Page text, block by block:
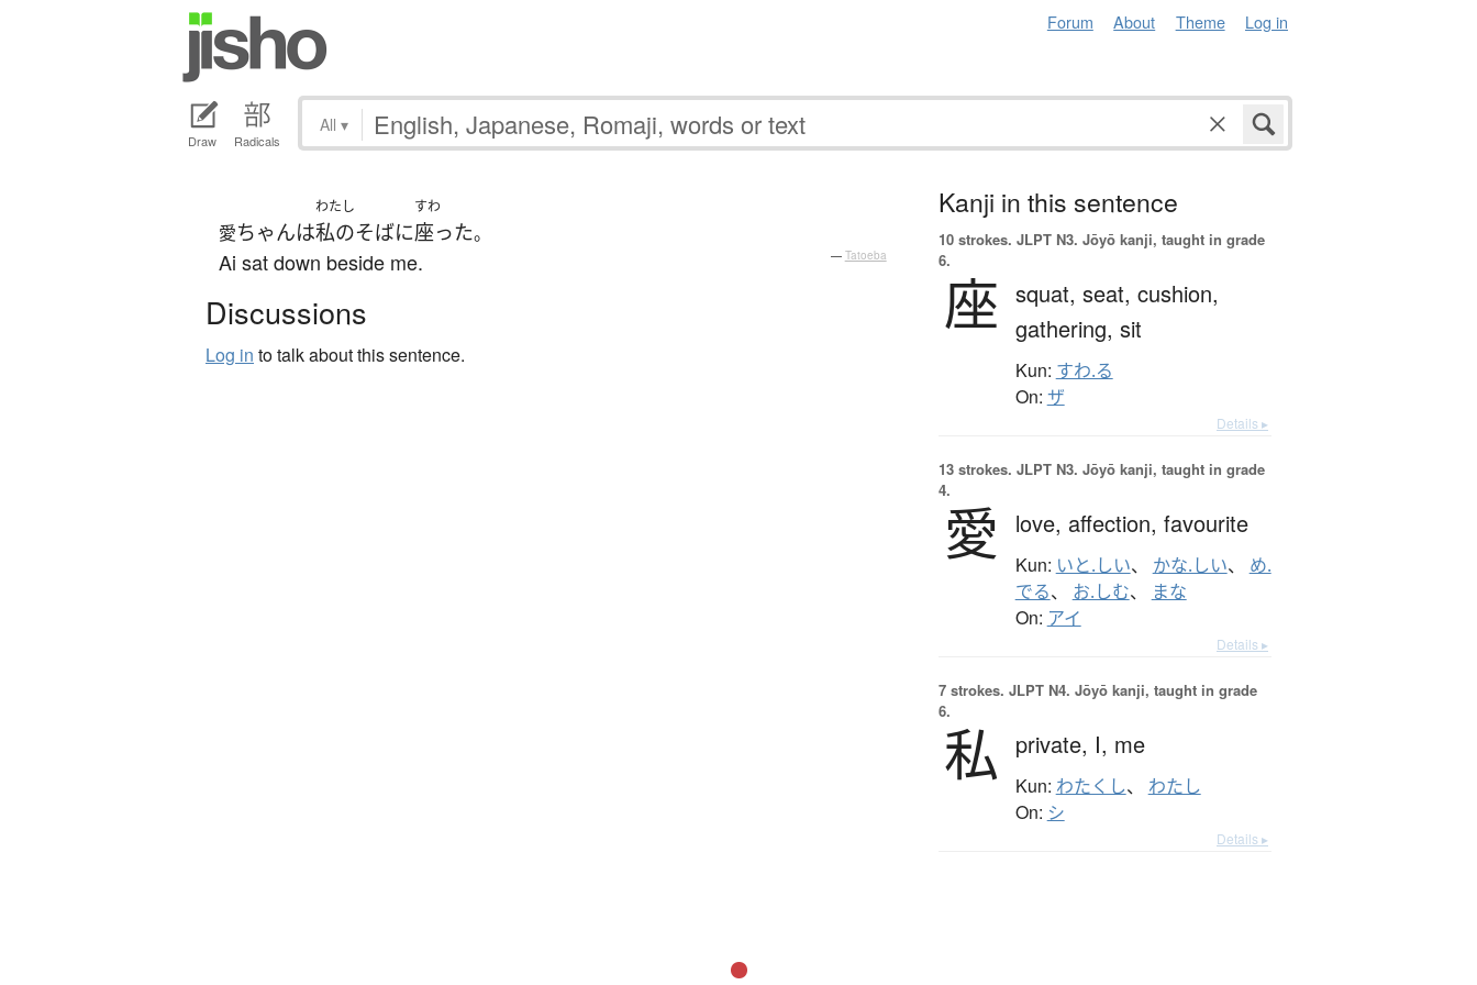
Forum About Theme Log in
Draw Radicals
All ▾
愛ちゃんは
わたし
私のそばに
すわ
座った。
Ai sat down beside me. — Tatoeba
Discussions
Log in to talk about this sentence.
Kanji in this sentence
10 strokes. JLPT N3. Jōyō kanji, taught in grade
6.
座 squat, seat, cushion,
gathering, sit
Kun: すわ.る
On: ザ
Details ▸
13 strokes. JLPT N3. Jōyō kanji, taught in grade
4.
愛 love, affection, favourite
Kun: いと.しい、 かな.しい、 め.
でる、 お.しむ、 まな
On: アイ
Details ▸
7 strokes. JLPT N4. Jōyō kanji, taught in grade
6.
私 private, I, me
Kun: わたくし、 わたし
On: シ
Details ▸